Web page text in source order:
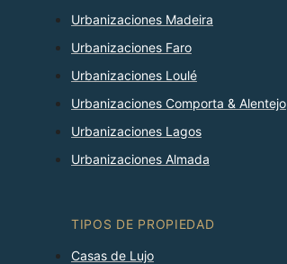
Urbanizaciones Madeira
Urbanizaciones Faro
Urbanizaciones Loulé
Urbanizaciones Comporta & Alentejo
Urbanizaciones Lagos
Urbanizaciones Almada
TIPOS DE PROPIEDAD
Casas de Lujo